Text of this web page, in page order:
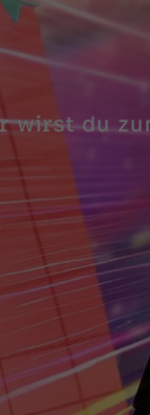
wirst du